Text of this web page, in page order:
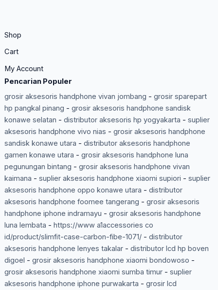
Shop
Cart
My Account
Pencarian Populer
grosir aksesoris handphone vivan jombang - grosir sparepart
hp pangkal pinang - grosir aksesoris handphone sandisk
konawe selatan - distributor aksesoris hp yogyakarta - suplier
aksesoris handphone vivo nias - grosir aksesoris handphone
sandisk konawe utara - distributor aksesoris handphone
gamen konawe utara - grosir aksesoris handphone luna
pegunungan bintang - grosir aksesoris handphone vivan
kaimana - suplier aksesoris handphone xiaomi supiori - suplier
aksesoris handphone oppo konawe utara - distributor
aksesoris handphone foomee tangerang - grosir aksesoris
handphone iphone indramayu - grosir aksesoris handphone
luna lembata - https://www a1accessories co
id/product/slimfit-case-carbon-fibe-1071/- distributor
aksesoris handphone lenyes takalar- distributor lcd hp boven
digoel - grosir aksesoris handphone xiaomi bondowoso -
grosir aksesoris handphone xiaomi sumba timur- suplier
aksesoris handphone iphone purwakarta - grosir lcd